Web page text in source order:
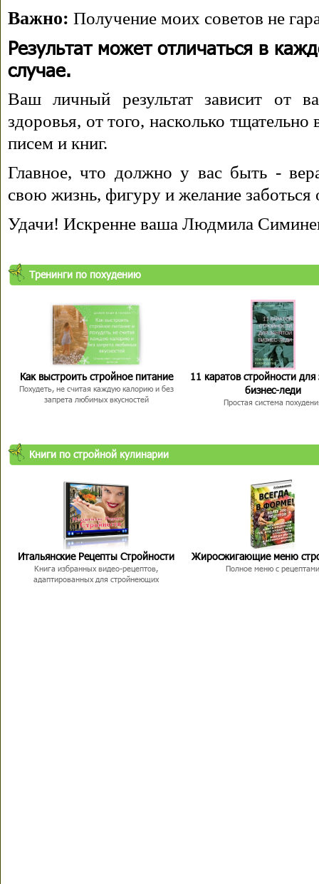
Важно: Получение моих советов не
Результат может отличаться в
случае.
Ваш личный результат зависит от
здоровья, от того, насколько
писем и книг.
Главное, что должно у вас быть -
свою жизнь, фигуру и желание заботься
Удачи! Искренне ваша Людмила
Тренинги по похудению
Как выстроить стройное питание
Похудеть, не считая каждую калорию и без
запрета любимых вкусностей
11 каратов стройности для
бизнес-леди
Простая система
Книги по стройной кулинарии
Итальянские Рецепты Стройности
Книга избранных видео-рецептов,
адаптированных для стройнеющих
Жиросжигающие меню
Полное меню с рецептами